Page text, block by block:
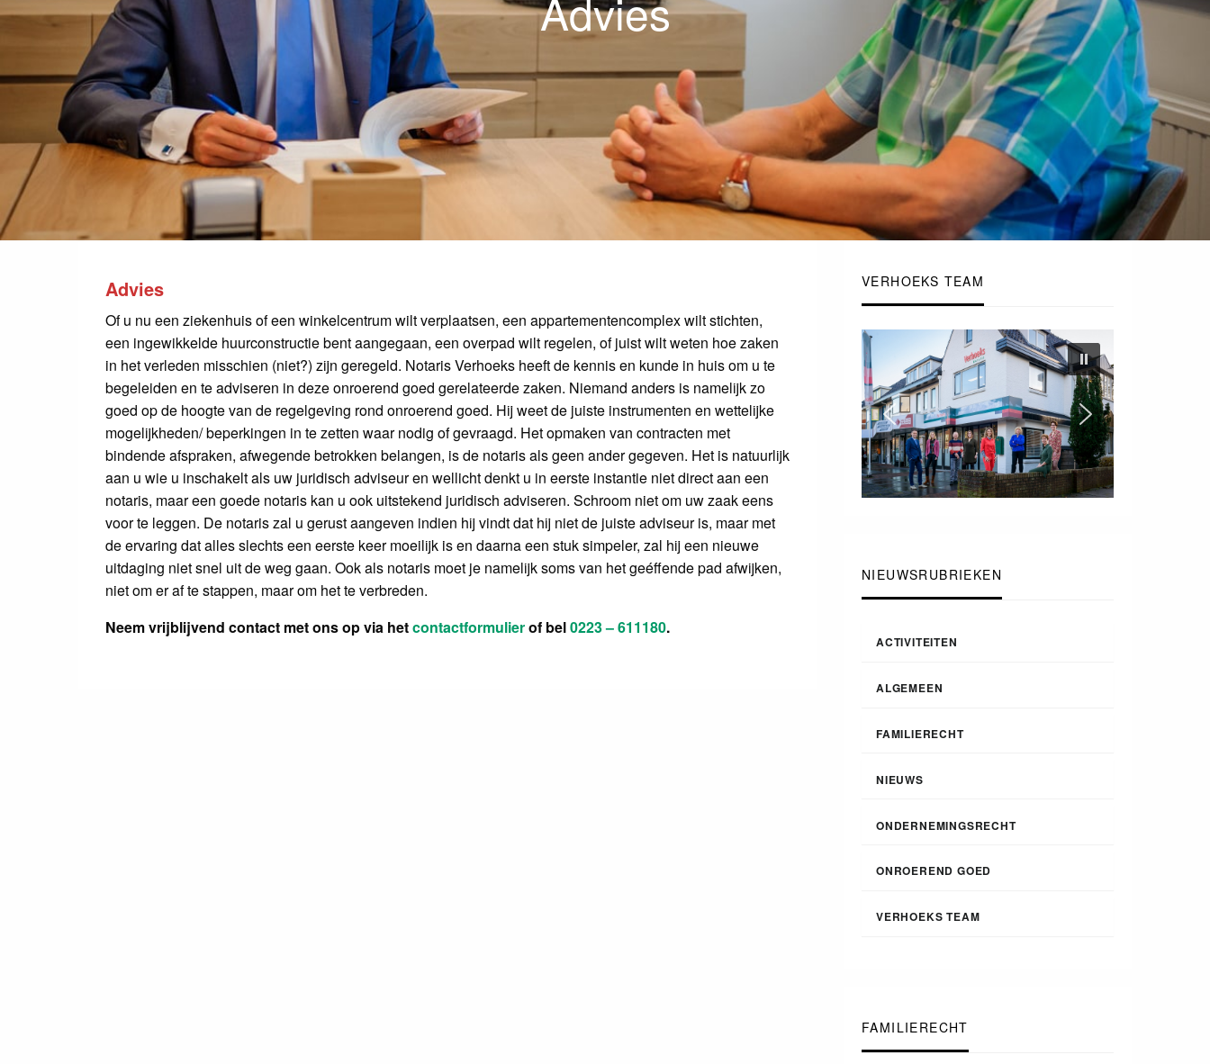
Advies
Of u nu een ziekenhuis of een winkelcentrum wilt verplaatsen, een appartementencomplex wilt stichten,
een ingewikkelde huurconstructie bent aangegaan, een overpad wilt regelen, of juist wilt weten hoe zaken
in het verleden misschien (niet?) zijn geregeld. Notaris Verhoeks heeft de kennis en kunde in huis om u te
begeleiden en te adviseren in deze onroerend goed gerelateerde zaken. Niemand anders is namelijk zo
goed op de hoogte van de regelgeving rond onroerend goed. Hij weet de juiste instrumenten en wettelijke
mogelijkheden/ beperkingen in te zetten waar nodig of gevraagd. Het opmaken van contracten met
bindende afspraken, afwegende betrokken belangen, is de notaris als geen ander gegeven. Het is natuurlijk
aan u wie u inschakelt als uw juridisch adviseur en wellicht denkt u in eerste instantie niet direct aan een
notaris, maar een goede notaris kan u ook uitstekend juridisch adviseren. Schroom niet om uw zaak eens
voor te leggen. De notaris zal u gerust aangeven indien hij vindt dat hij niet de juiste adviseur is, maar met
de ervaring dat alles slechts een eerste keer moeilijk is en daarna een stuk simpeler, zal hij een nieuwe
uitdaging niet snel uit de weg gaan. Ook als notaris moet je namelijk soms van het geéffende pad afwijken,
niet om er af te stappen, maar om het te verbreden.
Neem vrijblijvend contact met ons op via hetcontactformulierof bel0223 – 611180.
VERHOEKS TEAM
NIEUWSRUBRIEKEN
ACTIVITEITEN
ALGEMEEN
FAMILIERECHT
NIEUWS
ONDERNEMINGSRECHT
ONROEREND GOED
VERHOEKS TEAM
FAMILIERECHT